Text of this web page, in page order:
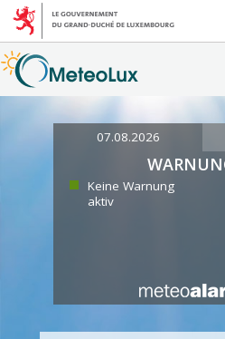
07.08.2026
Keine Warnung
aktiv